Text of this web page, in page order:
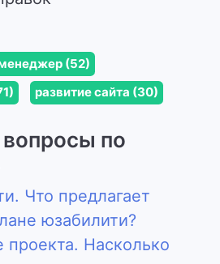
(52)
развитие сайта (30)
по
Что предлагает
юзабилити?
Насколько